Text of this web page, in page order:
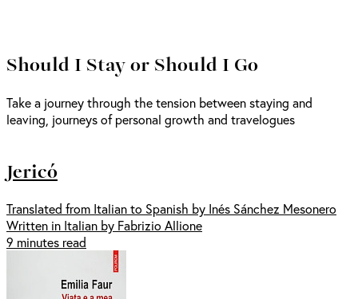
Should I Stay or Should I Go
Take a journey through the tension between staying and
leaving, journeys of personal growth and travelogues
Jericó
Translated from Italian to Spanish by Inés Sánchez Mesonero
Written in Italian by Fabrizio Allione
9 minutes read